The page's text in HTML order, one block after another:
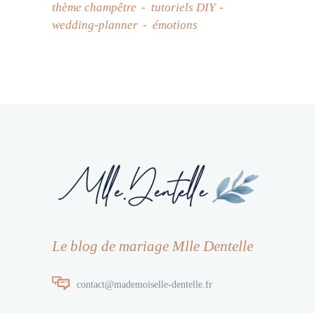
thème champêtre
tutoriels DIY
wedding-planner
émotions
Le blog de mariage Mlle Dentelle
contact@mademoiselle-dentelle.fr